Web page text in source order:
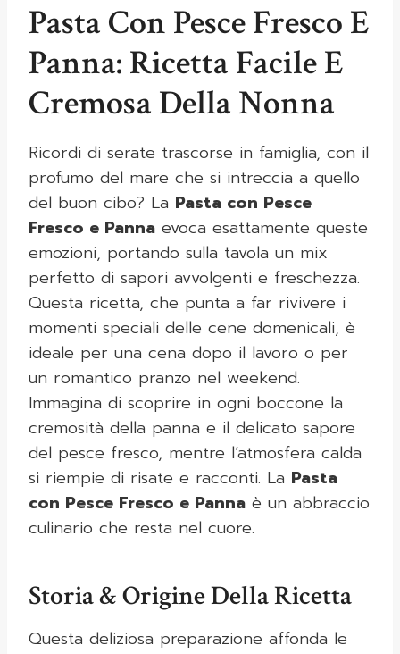
Pasta Con Pesce Fresco E
Panna: Ricetta Facile E
Cremosa Della Nonna
Ricordi di serate trascorse in famiglia, con il
profumo del mare che si intreccia a quello
del buon cibo? La Pasta con Pesce
Fresco e Panna evoca esattamente queste
emozioni, portando sulla tavola un mix
perfetto di sapori avvolgenti e freschezza.
Questa ricetta, che punta a far rivivere i
momenti speciali delle cene domenicali, è
ideale per una cena dopo il lavoro o per
un romantico pranzo nel weekend.
Immagina di scoprire in ogni boccone la
cremosità della panna e il delicato sapore
del pesce fresco, mentre l’atmosfera calda
si riempie di risate e racconti. La Pasta
con Pesce Fresco e Panna è un abbraccio
culinario che resta nel cuore.
Storia & Origine Della Ricetta
Questa deliziosa preparazione affonda le